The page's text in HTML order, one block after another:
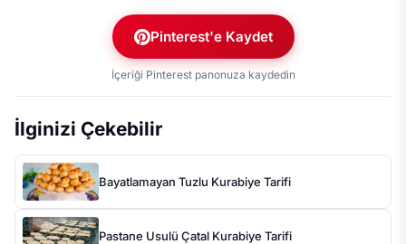
Pinterest'e Kaydet
İçeriği Pinterest panonuza kaydedin
İlginizi Çekebilir
Bayatlamayan Tuzlu Kurabiye Tarifi
Pastane Usulü Çatal Kurabiye Tarifi